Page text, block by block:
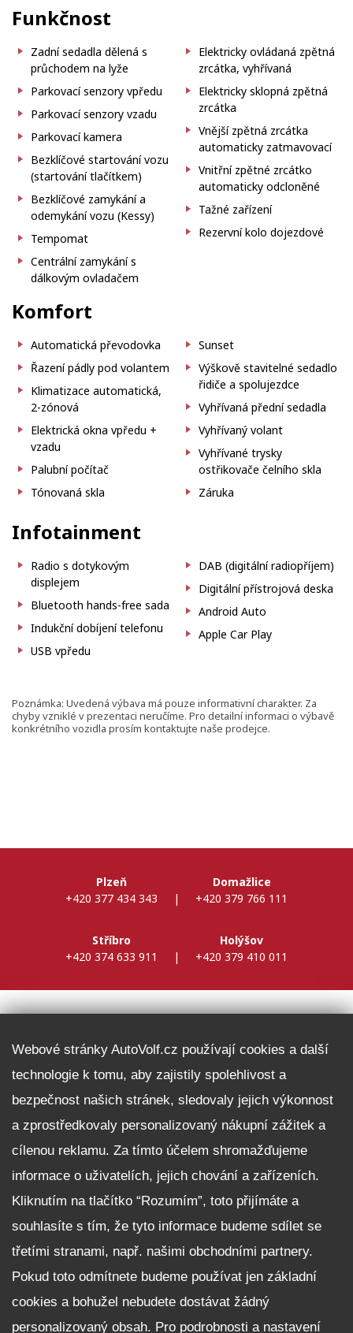
Funkčnost
Zadní sedadla dělená s
průchodem na lyže
Parkovací senzory vpředu
Parkovací senzory vzadu
Parkovací kamera
Bezklíčové startování vozu
(startování tlačítkem)
Bezklíčové zamykání a
odemykání vozu (Kessy)
Tempomat
Centrální zamykání s
dálkovým ovladačem
Elektricky ovládaná zpětná
zrcátka, vyhřívaná
Elektricky sklopná zpětná
zrcátka
Vnější zpětná zrcátka
automaticky zatmavovací
Vnitřní zpětné zrcátko
automaticky odcloněné
Tažné zařízení
Rezervní kolo dojezdové
Komfort
Automatická převodovka
Řazení pádly pod volantem
Klimatizace automatická,
2-zónová
Elektrická okna vpředu +
vzadu
Palubní počítač
Tónovaná skla
Sunset
Výškově stavitelné sedadlo
řidiče a spolujezdce
Vyhřívaná přední sedadla
Vyhřívaný volant
Vyhřívané trysky
ostřikovače čelního skla
Záruka
Infotainment
Radio s dotykovým
displejem
Bluetooth hands-free sada
Indukční dobíjení telefonu
USB vpředu
DAB (digitální radiopříjem)
Digitální přístrojová deska
Android Auto
Apple Car Play
Poznámka: Uvedená výbava má pouze informativní charakter. Za
chyby vzniklé v prezentaci neručíme. Pro detailní informaci o výbavě
konkrétního vozidla prosím kontaktujte naše prodejce.
Plzeň
+420 377 434 343
|
Domažlice
+420 379 766 111
Stříbro
+420 374 633 911
|
Holýšov
+420 379 410 011
Fleet program Škoda
Nabídka zaměstnání
Facebook
Reklamační řád
Zásady zpracování osobních údajů pro zákazníky
Upozornění pro věřitele a společníky na jejich práva
Nastavení cookies
Webové stránky AutoVolf.cz používají cookies a další
technologie k tomu, aby zajistily spolehlivost a
bezpečnost našich stránek, sledovaly jejich výkonnost
a zprostředkovaly personalizovaný nákupní zážitek a
cílenou reklamu. Za tímto účelem shromažďujeme
informace o uživatelích, jejich chování a zařízeních.
Kliknutím na tlačítko “Rozumím”, toto přijímáte a
souhlasíte s tím, že tyto informace budeme sdílet se
třetími stranami, např. našimi obchodními partnery.
Pokud toto odmítnete budeme používat jen základní
cookies a bohužel nebudete dostávat žádný
personalizovaný obsah. Pro podrobnosti a nastavení